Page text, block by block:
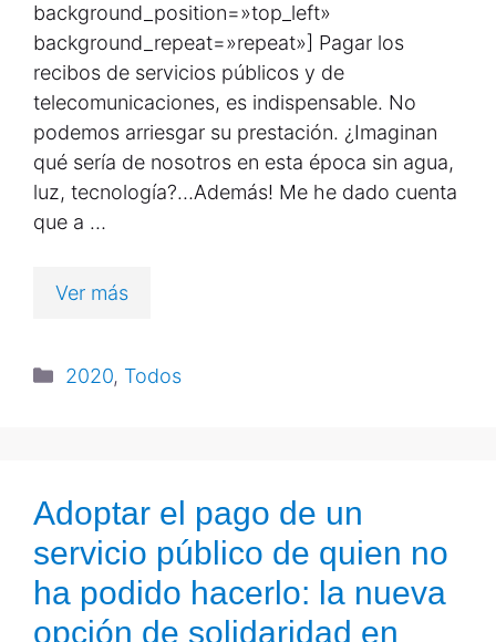
background_position=»top_left»
background_repeat=»repeat»] Pagar los
recibos de servicios públicos y de
telecomunicaciones, es indispensable. No
podemos arriesgar su prestación. ¿Imaginan
qué sería de nosotros en esta época sin agua,
luz, tecnología?…Además! Me he dado cuenta
que a …
Ver más
2020, Todos
Adoptar el pago de un
servicio público de quien no
ha podido hacerlo: la nueva
opción de solidaridad en